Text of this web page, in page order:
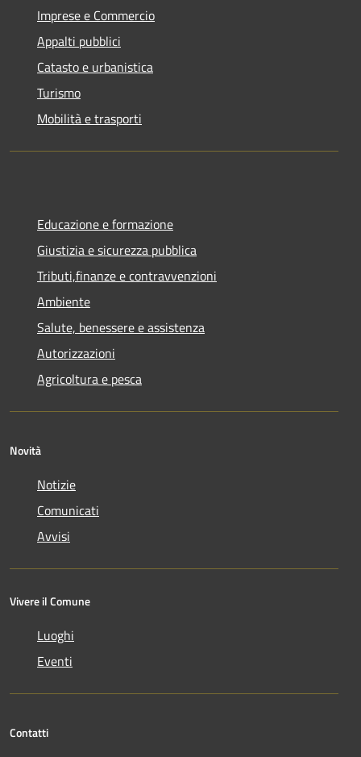
Imprese e Commercio
Appalti pubblici
Catasto e urbanistica
Turismo
Mobilità e trasporti
Educazione e formazione
Giustizia e sicurezza pubblica
Tributi,finanze e contravvenzioni
Ambiente
Salute, benessere e assistenza
Autorizzazioni
Agricoltura e pesca
Novità
Notizie
Comunicati
Avvisi
Vivere il Comune
Luoghi
Eventi
Contatti